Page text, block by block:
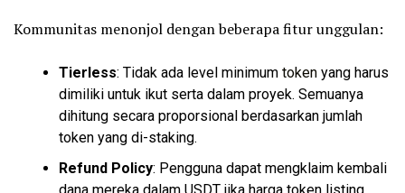
Kommunitas menonjol dengan beberapa fitur unggulan:
Tierless: Tidak ada level minimum token yang harus
dimiliki untuk ikut serta dalam proyek. Semuanya
dihitung secara proporsional berdasarkan jumlah
token yang di-staking.
Refund Policy: Pengguna dapat mengklaim kembali